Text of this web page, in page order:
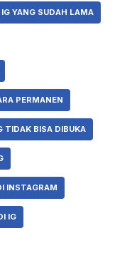
YANG SUDAH LAMA
PERMANEN
TIDAK BISA DIBUKA
INSTAGRAM
IG